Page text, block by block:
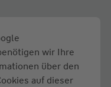
wir Ihre
über den
auf dieser